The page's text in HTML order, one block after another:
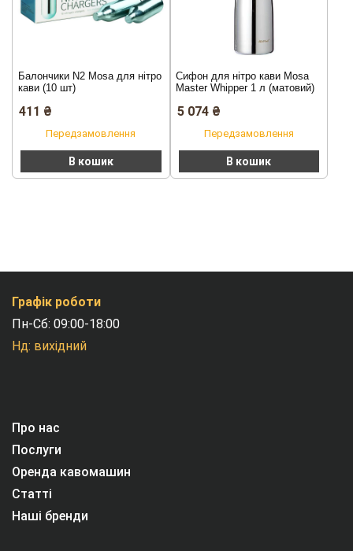
Балончики N2 Mosa для нітро
кави (10 шт)
411 ₴
Передзамовлення
В кошик
Сифон для нітро кави Mosa
Master Whipper 1 л (матовий)
5 074 ₴
Передзамовлення
В кошик
Графік роботи
Пн-Сб: 09:00-18:00
Нд: вихідний
Про нас
Послуги
Оренда кавомашин
Статті
Наші бренди